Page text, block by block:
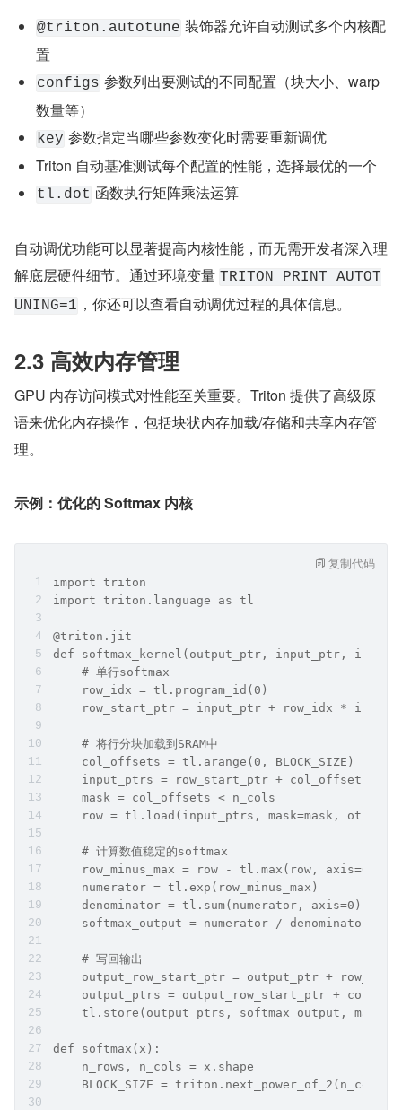
@triton.autotune 装饰器允许自动测试多个内核配
置
configs 参数列出要测试的不同配置（块大小、warp
数量等）
key 参数指定当哪些参数变化时需要重新调优
Triton 自动基准测试每个配置的性能，选择最优的一个
tl.dot 函数执行矩阵乘法运算
自动调优功能可以显著提高内核性能，而无需开发者深入理
解底层硬件细节。通过环境变量 TRITON_PRINT_AUTOT
UNING=1 ，你还可以查看自动调优过程的具体信息。
2.3 高效内存管理
GPU 内存访问模式对性能至关重要。Triton 提供了高级原
语来优化内存操作，包括块状内存加载/存储和共享内存管
理。
示例：优化的 Softmax 内核
import triton
import triton.language as tl
@triton.jit
def softmax_kernel(output_ptr, input_ptr,
    # 单行softmax
    row_idx = tl.program_id(0)
row_start_ptr = input_ptr + row_idx *
    # 将行分块加载到SRAM中
    col_offsets = tl.arange(0, BLOCK_SIZE)
    input_ptrs = row_start_ptr + col_offsets
    mask = col_offsets < n_cols
row = tl.load(input_ptrs, mask=mask, other=-
    # 计算数值稳定的softmax
    row_minus_max = row - tl.max(row, axis=0)
    numerator = tl.exp(row_minus_max)
    denominator = tl.sum(numerator, axis=0)
    softmax_output = numerator / denominator
    # 写回输出
output_row_start_ptr = output_ptr + row_idx
output_ptrs = output_row_start_ptr +
tl.store(output_ptrs, softmax_output,
def softmax(x):
    n_rows, n_cols = x.shape
    BLOCK_SIZE = triton.next_power_of_2(n_cols)
复制代码